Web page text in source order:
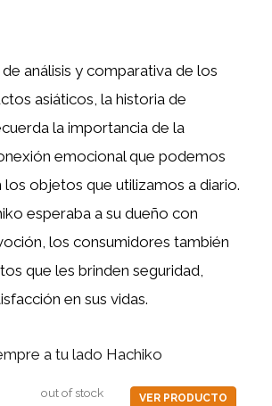
análisis y comparativa de los
asiáticos, la historia de
la importancia de la
emocional que podemos
objetos que utilizamos a diario.
esperaba a su dueño con
los consumidores también
que les brinden seguridad,
en sus vidas.
a tu lado Hachiko
out of stock VER PRODUCTO